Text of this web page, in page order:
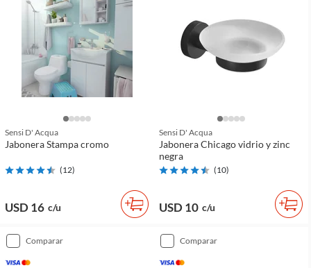
Sensi D' Acqua
Jabonera Stampa cromo
(12)
USD 16 c/u
Sensi D' Acqua
Jabonera Chicago vidrio y zinc
negra
(10)
USD 10 c/u
comparar comparar